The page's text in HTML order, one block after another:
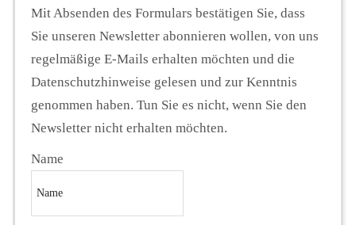
Mit Absenden des Formulars bestätigen Sie, dass
Sie unseren Newsletter abonnieren wollen, von uns
regelmäßige E-Mails erhalten möchten und die
Datenschutzhinweise gelesen und zur Kenntnis
genommen haben. Tun Sie es nicht, wenn Sie den
Newsletter nicht erhalten möchten.
Name